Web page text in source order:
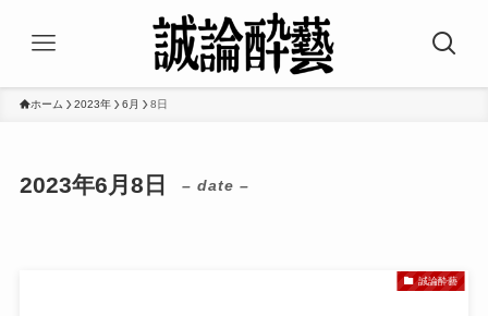
ホーム 2023年 6月 8日
2023年6月8日 – date –
誠論酔藝